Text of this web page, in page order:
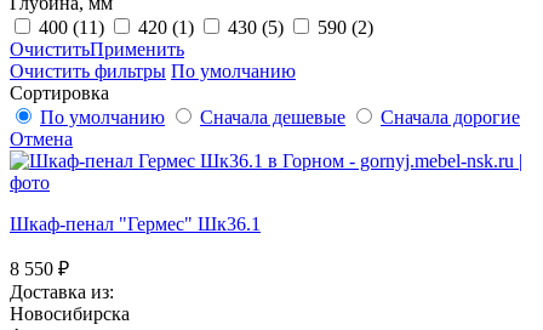
400 (11) 420 (1) 430 (5) 590 (2)
ОчиститьПрименить
Очистить фильтры По умолчанию
Сортировка
По умолчанию
Сначала дешевые
Сначала дорогие
Отмена
Шкаф-пенал "Гермес" Шк36.1
8 550 ₽
Доставка из:
Новосибирска